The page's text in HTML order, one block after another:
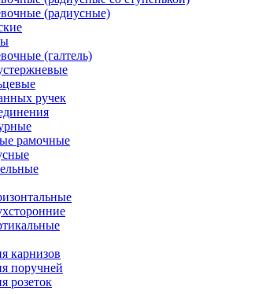
(радиусные)
(галтель)
ручек
рамочные
карнизов
поручней
розеток